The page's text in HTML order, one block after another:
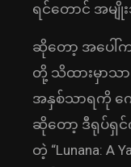
ရင်တောင် အမျို
ဆိုတော့ အပေါ်
တို့ သိထားမှာသာ
အနှစ်သာရကို ကေ
ဆိုတော့ ဒီရုပ်ရှင်
တဲ့ “Lunana: A